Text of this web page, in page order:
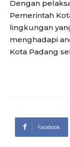
Dengan
Pemerintah
lingkungan
menghadapi
Kota Padang
Facebook